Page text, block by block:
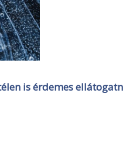
is érdemes